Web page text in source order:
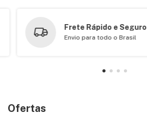
Frete Rápido e Seguro
Envio para todo o Brasil
Ofertas